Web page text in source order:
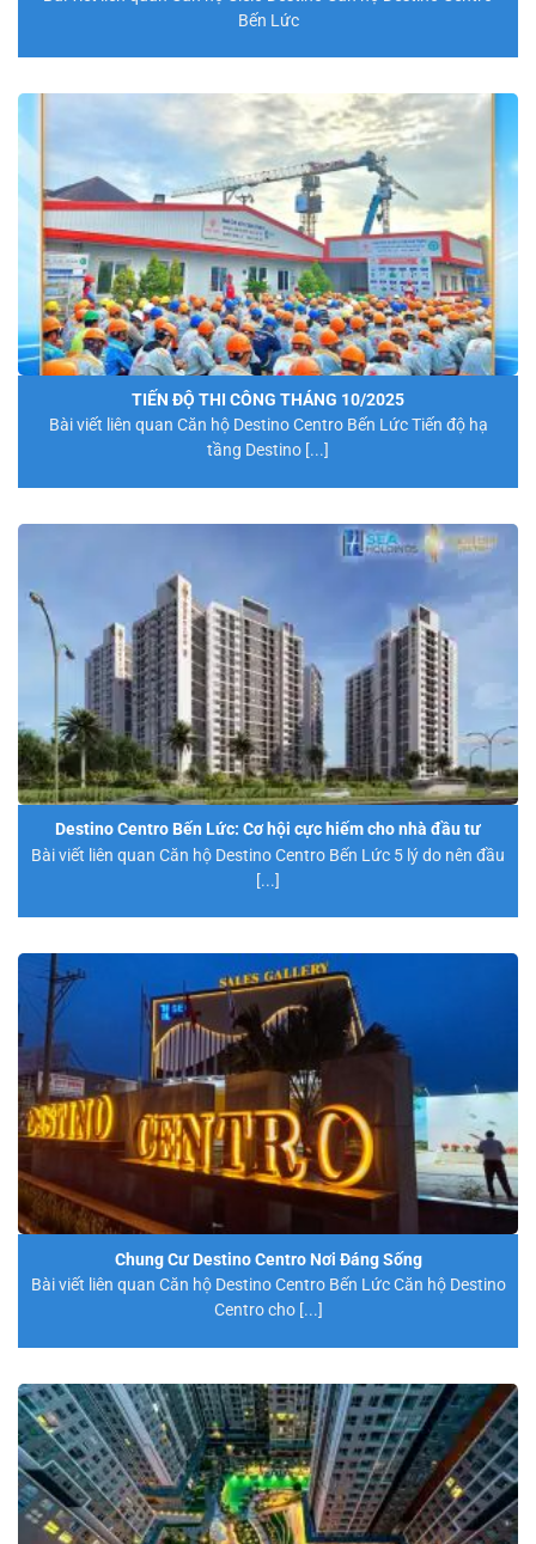
Bến Lức
TIẾN ĐỘ THI CÔNG THÁNG 10/2025
Bài viết liên quan Căn hộ Destino Centro Bến Lức Tiến độ hạ
tầng Destino [...]
Destino Centro Bến Lức: Cơ hội cực hiếm cho nhà đầu tư
Bài viết liên quan Căn hộ Destino Centro Bến Lức 5 lý do nên đầu
[...]
Chung Cư Destino Centro Nơi Đáng Sống
Bài viết liên quan Căn hộ Destino Centro Bến Lức Căn hộ Destino
Centro cho [...]